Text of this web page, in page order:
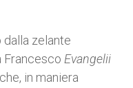
zelante
Francesco Evangelii
in maniera